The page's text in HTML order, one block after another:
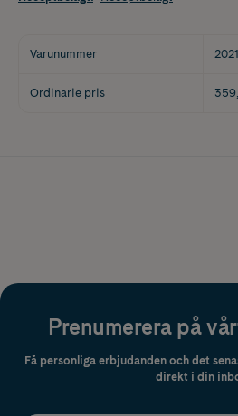
Varunummer
Ordinarie pris
Prenumerera på
Få personliga erbjudanden och det
direkt i din